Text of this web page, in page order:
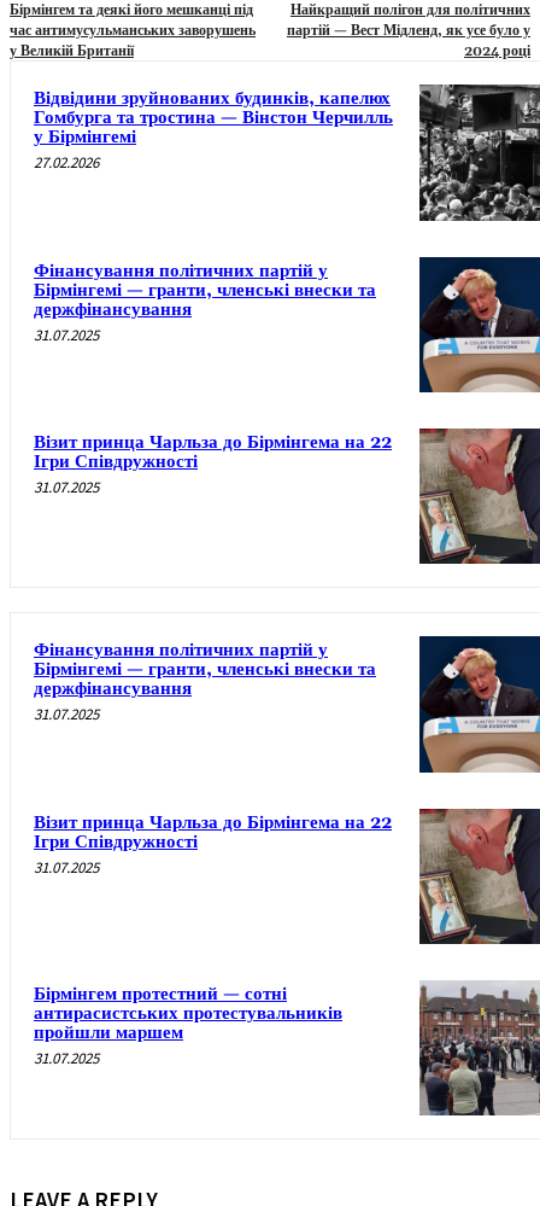
Бірмінгем та деякі його мешканці під
час антимусульманських заворушень
у Великій Британії
Найкращий полігон для політичних
партій — Вест Мідленд, як усе було у
2024 році
Відвідини зруйнованих будинків, капелюх
Гомбурга та тростина — Вінстон Черчилль
у Бірмінгемі
27.02.2026
Фінансування політичних партій у
Бірмінгемі — гранти, членські внески та
держфінансування
31.07.2025
Візит принца Чарльза до Бірмінгема на 22
Ігри Співдружності
31.07.2025
Фінансування політичних партій у
Бірмінгемі — гранти, членські внески та
держфінансування
31.07.2025
Візит принца Чарльза до Бірмінгема на 22
Ігри Співдружності
31.07.2025
Бірмінгем протестний — сотні
антирасистських протестувальників
пройшли маршем
31.07.2025
LEAVE A REPLY